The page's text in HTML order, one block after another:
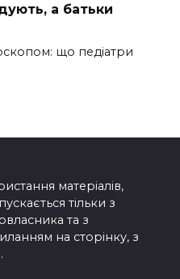
а батьки
що педіатри
матеріалів,
тільки з
та з
на сторінку, з